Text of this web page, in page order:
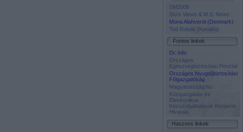
SM2008
Stu's Views & M.S. News
Mona Alahverdi (Denmark)
Ted Robak (Kanada)
Fontos linkek
Dr. Info
Országos
Egészségbiztosítási Pénztár
Országos Nyugdíjbiztosítási
Főigazgatóság
Magyarország.hu
Közigazgatási és
Elektronikus
Közszolgáltatások Központi
Hivatala
Hasznos linkek